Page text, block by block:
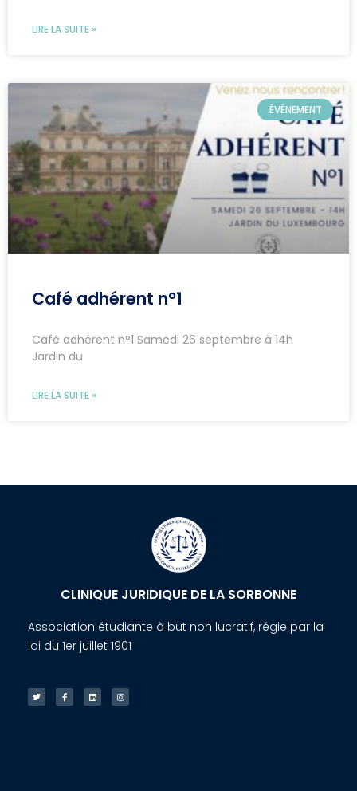
LIRE LA SUITE »
ÉVÉNEMENT
Café adhérent n°1
Café adhérent n°1 Samedi 26 septembre à 14h
Jardin du
LIRE LA SUITE »
CLINIQUE JURIDIQUE DE LA SORBONNE
Association étudiante à but non lucratif, régie par la
loi du 1er juillet 1901